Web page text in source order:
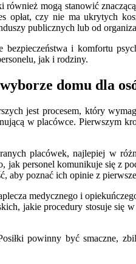
mogą stanowić
opłat, czy nie ma ukrytych
publicznych lub od
bezpieczeństwa i komfortu
jak i rodziny.
domu dla
jest procesem, który
w placówce.
placówek, najlepiej w
jak personel komunikuje się z
aby poznać ich opinie z
medycznego i
jakie procedury stosuje się
powinny być smaczne,